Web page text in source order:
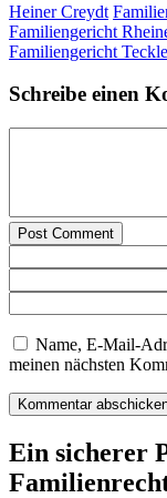
Heiner Creydt
Familiengericht
Familiengericht
Schreibe einen
Post Comment
Name, E-Mail-
meinen nächsten
Ein sicherer